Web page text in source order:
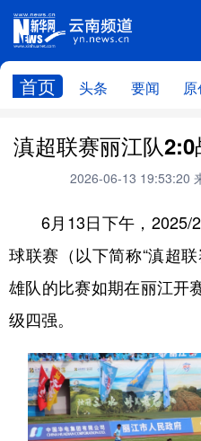
首页 头条 要闻 原
网
头条 云
新华社记者看云南
廉政 云南省
州市
经济
云南青年说 趣
滇超联赛丽江队
2026-06-13 19:53:20
6月13日下午，2025/
球联赛（以下简称“滇超
雄队的比赛如期在丽江开
级四强。